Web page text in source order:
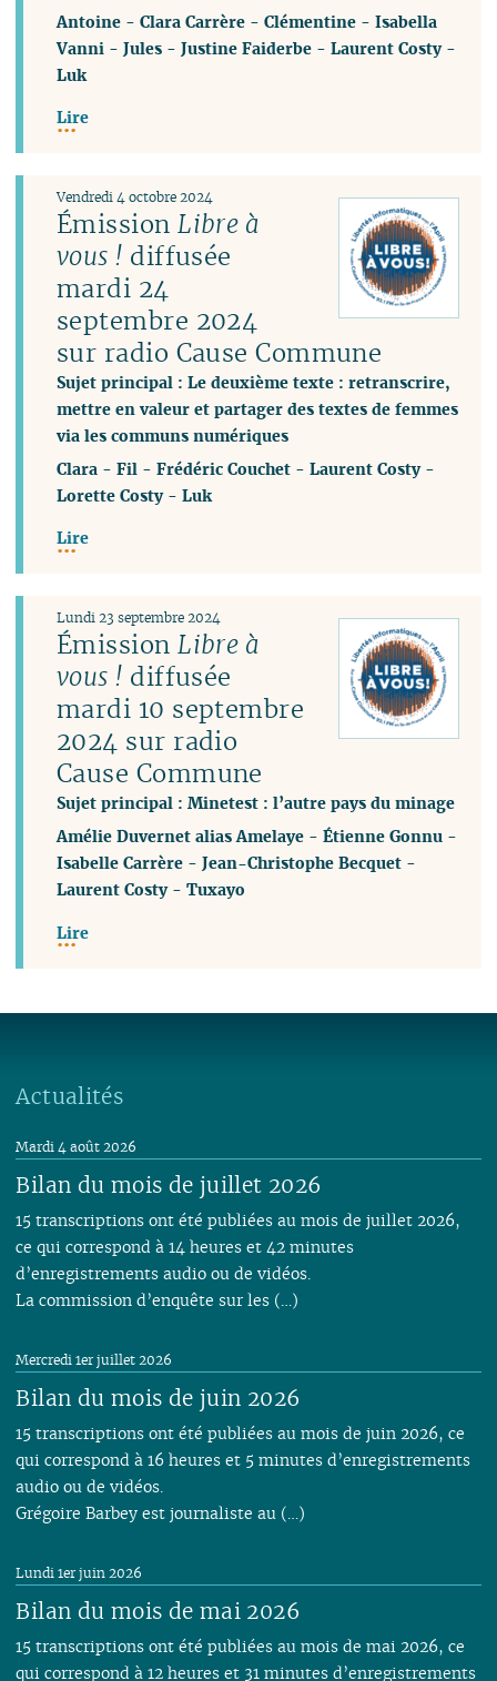
Antoine -Clara Carrère -Clémentine -Isabella
Vanni -Jules -Justine Faiderbe -Laurent Costy-
Luk
Lire
ÉmissionLibre à
vous ! diffusée
mardi 24
septembre 2024
sur radio Cause Commune
Sujet principal : Le deuxième texte : retranscrire,
mettre en valeur et partager des textes de femmes
via les communs numériques
Vendredi 4 octobre 2024
Clara -Fil -Frédéric Couchet -Laurent Costy-
Lorette Costy-Luk
Lire
ÉmissionLibre à
vous ! diffusée
mardi 10 septembre
2024 sur radio
Cause Commune
Sujet principal : Minetest : l’autre pays du minage
Lundi 23 septembre 2024
Amélie Duvernet alias Amelaye -Étienne Gonnu -
Isabelle Carrère -Jean-Christophe Becquet -
Laurent Costy-Tuxayo
Lire
Actualités
Bilan du mois de juillet 2026
Mardi 4 août 2026
15 transcriptions ont été publiées au mois de juillet 2026,
ce qui correspond à 14 heures et 42 minutes
d’enregistrements audio ou de vidéos.
La commission d’enquête sur les (…)
Bilan du mois de juin 2026
Mercredi 1er juillet 2026
15 transcriptions ont été publiées au mois de juin 2026, ce
qui correspond à 16 heures et 5 minutes d’enregistrements
audio ou de vidéos.
Grégoire Barbey est journaliste au (…)
Bilan du mois de mai 2026
Lundi 1er juin 2026
15 transcriptions ont été publiées au mois de mai 2026, ce
qui correspond à 12 heures et 31 minutes d’enregistrements